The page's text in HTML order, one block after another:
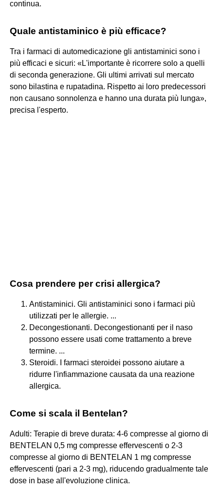
continua.
Quale antistaminico è più efficace?
Tra i farmaci di automedicazione gli antistaminici sono i
più efficaci e sicuri: «L'importante è ricorrere solo a quelli
di seconda generazione. Gli ultimi arrivati sul mercato
sono bilastina e rupatadina. Rispetto ai loro predecessori
non causano sonnolenza e hanno una durata più lunga»,
precisa l'esperto.
Cosa prendere per crisi allergica?
Antistaminici. Gli antistaminici sono i farmaci più
utilizzati per le allergie. ...
Decongestionanti. Decongestionanti per il naso
possono essere usati come trattamento a breve
termine. ...
Steroidi. I farmaci steroidei possono aiutare a
ridurre l'infiammazione causata da una reazione
allergica.
Come si scala il Bentelan?
Adulti: Terapie di breve durata: 4-6 compresse al giorno di
BENTELAN 0,5 mg compresse effervescenti o 2-3
compresse al giorno di BENTELAN 1 mg compresse
effervescenti (pari a 2-3 mg), riducendo gradualmente tale
dose in base all'evoluzione clinica.